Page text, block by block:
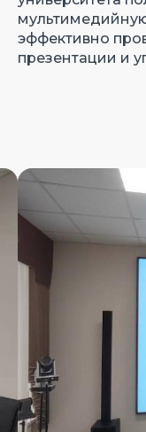
эффективно
презентации и